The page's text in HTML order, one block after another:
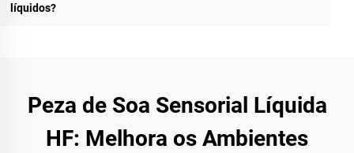
líquidos?
Peza de Soa Sensorial Líquida
HF: Melhora os Ambientes